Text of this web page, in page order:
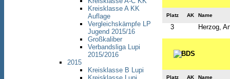
Kreisklasse A KK
Auflage
Vergleichskämpfe LP
Jugend 2015/16
Großkaliber
Verbandsliga Lupi
2015/2016
2015
Kreisklasse B Lupi
Platz AK Name
3 Herzog,
Platz AK Name